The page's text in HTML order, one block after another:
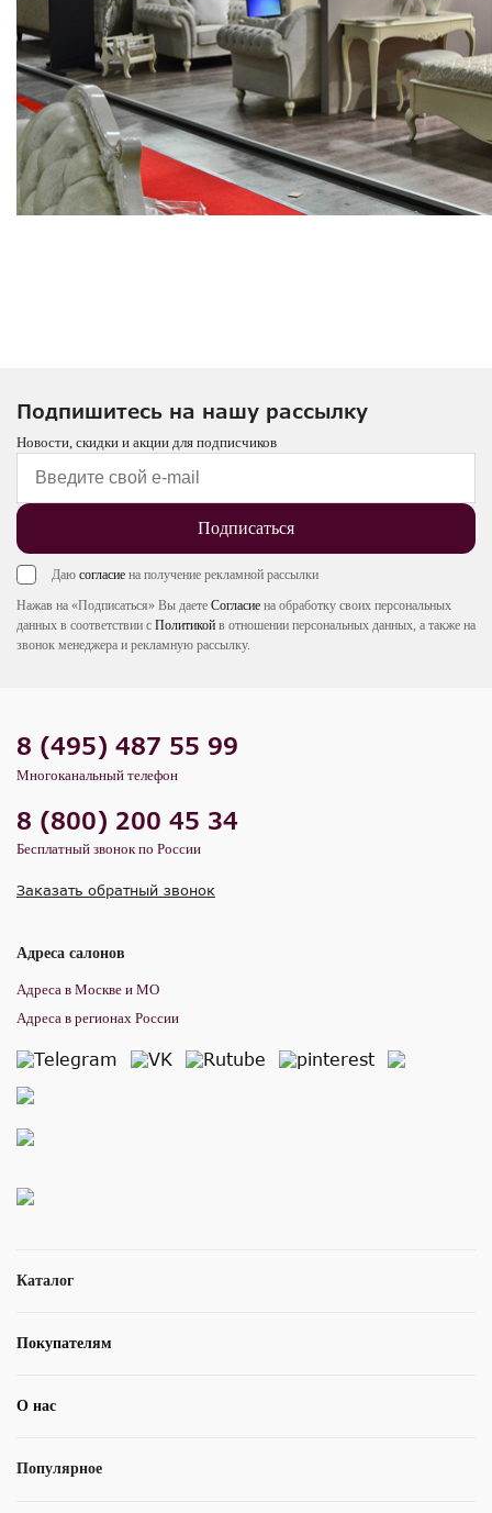
Подпишитесь на нашу рассылку
Новости, скидки и акции для подписчиков
Подписаться
Даю согласие на получение рекламной рассылки
Нажав на «Подписаться» Вы даете Согласие на обработку своих персональных
данных в соответствии с Политикой в отношении персональных данных, а также на
звонок менеджера и рекламную рассылку.
Каталог
Покупателям
О нас
Популярное
8 (495) 487 55 99
Многоканальный телефон
8 (800) 200 45 34
Бесплатный звонок по России
Заказать обратный звонок
Адреса салонов
Адреса в Москве и МО
Адреса в регионах России